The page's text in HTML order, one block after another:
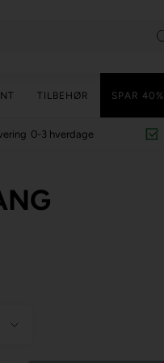
TILBEHØR SPAR 40%
0-3 hverdage